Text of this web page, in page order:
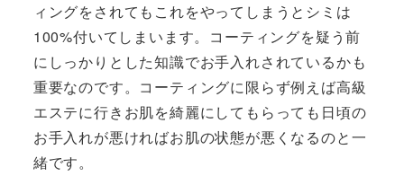
ィングをされてもこれをやってしまうとシミは
100%付いてしまいます。コーティングを疑う前
にしっかりとした知識でお手入れされているかも
重要なのです。コーティングに限らず例えば高級
エステに行きお肌を綺麗にしてもらっても日頃の
お手入れが悪ければお肌の状態が悪くなるのと一
緒です。